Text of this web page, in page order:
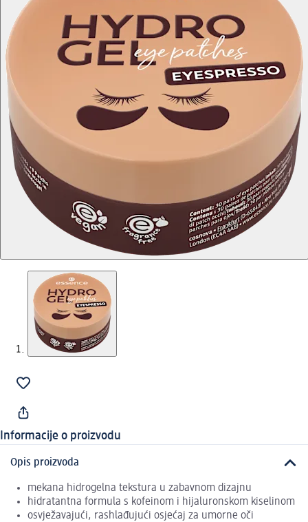
Informacije o proizvodu
Opis proizvoda
mekana hidrogelna tekstura u zabavnom dizajnu
hidratantna formula s kofeinom i hijaluronskom kiselinom
osvježavajući, rashlađujući osjećaj za umorne oči